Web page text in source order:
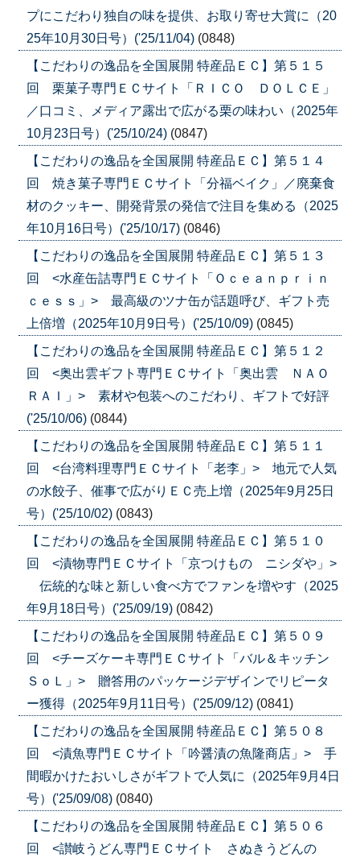
プにこだわり独自の味を提供、お取り寄せ大賞に（20
25年10月30日号）('25/11/04) (0848)
【こだわりの逸品を全国展開 特産品ＥＣ】第５１５
回 栗菓子専門ＥＣサイト「ＲＩＣＯ ＤＯＬＣＥ」
／口コミ、メディア露出で広がる栗の味わい（2025年
10月23日号）('25/10/24) (0847)
【こだわりの逸品を全国展開 特産品ＥＣ】第５１４
回 焼き菓子専門ＥＣサイト「分福ベイク」／廃棄食
材のクッキー、開発背景の発信で注目を集める（2025
年10月16日号）('25/10/17) (0846)
【こだわりの逸品を全国展開 特産品ＥＣ】第５１３
回 <水産缶詰専門ＥＣサイト「Ｏｃｅａｎｐｒｉｎ
ｃｅｓｓ」> 最高級のツナ缶が話題呼び、ギフト売
上倍増（2025年10月9日号）('25/10/09) (0845)
【こだわりの逸品を全国展開 特産品ＥＣ】第５１２
回 <奥出雲ギフト専門ＥＣサイト「奥出雲 ＮＡＯ
ＲＡＩ」> 素材や包装へのこだわり、ギフトで好評
('25/10/06) (0844)
【こだわりの逸品を全国展開 特産品ＥＣ】第５１１
回 <台湾料理専門ＥＣサイト「老李」> 地元で人気
の水餃子、催事で広がりＥＣ売上増（2025年9月25日
号）('25/10/02) (0843)
【こだわりの逸品を全国展開 特産品ＥＣ】第５１０
回 <漬物専門ＥＣサイト「京つけもの ニシダや」>
伝統的な味と新しい食べ方でファンを増やす（2025
年9月18日号）('25/09/19) (0842)
【こだわりの逸品を全国展開 特産品ＥＣ】第５０９
回 <チーズケーキ専門ＥＣサイト「バル＆キッチン
ＳｏＬ」> 贈答用のパッケージデザインでリピータ
ー獲得（2025年9月11日号）('25/09/12) (0841)
【こだわりの逸品を全国展開 特産品ＥＣ】第５０８
回 <漬魚専門ＥＣサイト「吟醤漬の魚隆商店」> 手
間暇かけたおいしさがギフトで人気に（2025年9月4日
号）('25/09/08) (0840)
【こだわりの逸品を全国展開 特産品ＥＣ】第５０６
回 <讃岐うどん専門ＥＣサイト さぬきうどんの